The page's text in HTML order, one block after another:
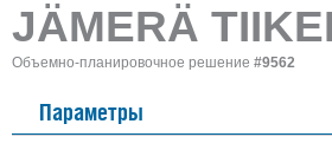
JÄMERÄ
Объемно-планировочное решение #9562
Параметры